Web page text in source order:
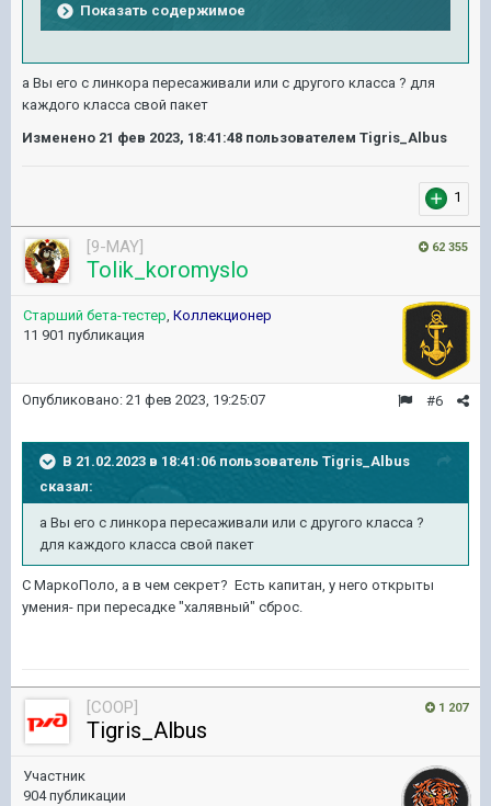
Показать содержимое
а Вы его с линкора пересаживали или с другого класса ? для
каждого класса свой пакет
Изменено 21 фев 2023, 18:41:48 пользователем Tigris_Albus
1
62 355
[9-MAY]
Tolik_koromyslo
Старший бета-тестер, Коллекционер
11 901 публикация
#6
Опубликовано: 21 фев 2023, 19:25:07
В 21.02.2023 в 18:41:06 пользователь Tigris_Albus
сказал:
а Вы его с линкора пересаживали или с другого класса ?
для каждого класса свой пакет
С МаркоПоло, а в чем секрет? Есть капитан, у него открыты
умения- при пересадке "халявный" сброс.
1 207
[COOP]
Tigris_Albus
Участник
904 публикации